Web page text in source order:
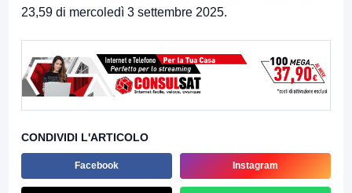
23,59 di mercoledì 3 settembre 2025.
CONDIVIDI L'ARTICOLO
Facebook Instagram